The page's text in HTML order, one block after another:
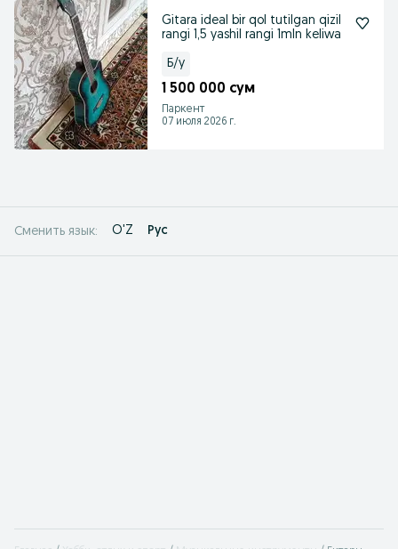
Gitara ideal bir qol tutilgan qizil
rangi 1,5 yashil rangi 1mln keliwa
Б/у
1 500 000 сум
Паркент
07 июля 2026 г.
Сменить язык: O'Z Рус